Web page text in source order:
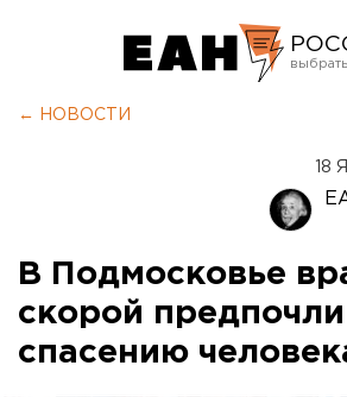
← НОВОСТИ
18
В Подмосковье
скорой
спасению